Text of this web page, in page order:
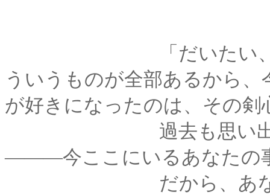
「だいたい、今まで
ういうものが全部あるから
が好きになったのは、その剣
過去も思い出も、全
―――今ここにいるあなたの
だから、あなたの過